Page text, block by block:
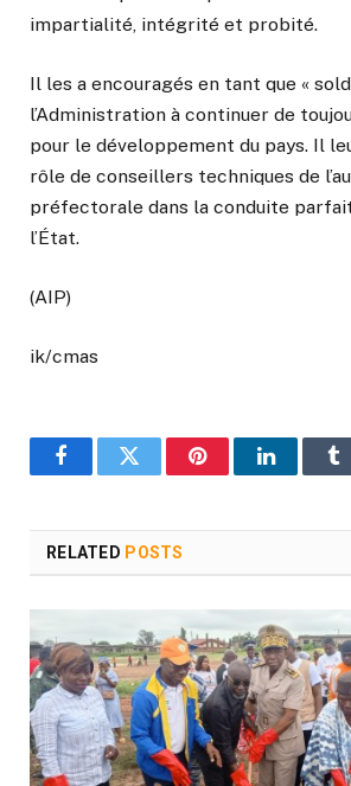
impartialité, intégrité et probité.
Il les a encouragés en tant que «
l’Administration à continuer de
pour le développement du pays. Il
rôle de conseillers techniques de
préfectorale dans la conduite
l’État.
(AIP)
ik/cmas
FacebookTwitter PinterestLinkedIn
RELATED POSTS